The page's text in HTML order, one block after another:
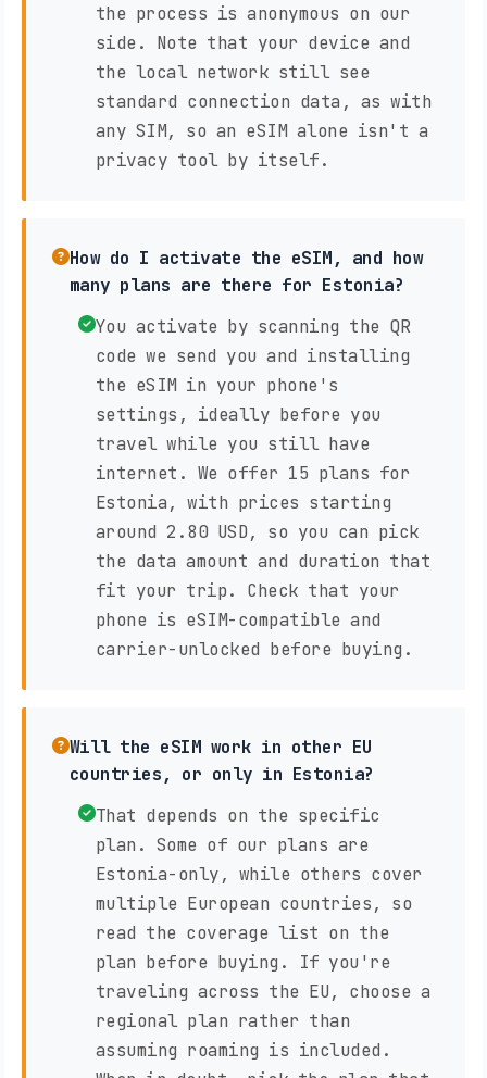
the process is anonymous on our
side. Note that your device and
the local network still see
standard connection data, as with
any SIM, so an eSIM alone isn't a
privacy tool by itself.
How do I activate the eSIM, and how
many plans are there for Estonia?
You activate by scanning the QR
code we send you and installing
the eSIM in your phone's
settings, ideally before you
travel while you still have
internet. We offer 15 plans for
Estonia, with prices starting
around 2.80 USD, so you can pick
the data amount and duration that
fit your trip. Check that your
phone is eSIM-compatible and
carrier-unlocked before buying.
Will the eSIM work in other EU
countries, or only in Estonia?
That depends on the specific
plan. Some of our plans are
Estonia-only, while others cover
multiple European countries, so
read the coverage list on the
plan before buying. If you're
traveling across the EU, choose a
regional plan rather than
assuming roaming is included.